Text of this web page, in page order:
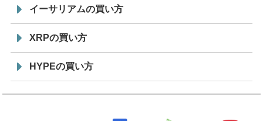
イーサリアムの買い方
XRPの買い方
HYPEの買い方